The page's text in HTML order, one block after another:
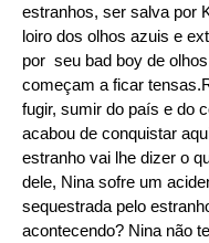
estranhos, ser salva por
loiro dos olhos azuis e
por seu bad boy de
começam a ficar
fugir, sumir do país e do
acabou de conquistar
estranho vai lhe dizer o
dele, Nina sofre um
sequestrada pelo
acontecendo? Nina não